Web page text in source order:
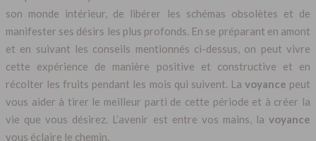
son monde intérieur, de libérer les schémas obsolètes et de
manifester ses désirs les plus profonds. En se préparant en amont
et en suivant les conseils mentionnés ci-dessus, on peut vivre
cette expérience de manière positive et constructive et en
récolter les fruits pendant les mois qui suivent. La voyance peut
vous aider à tirer le meilleur parti de cette période et à créer la
vie que vous désirez. L’avenir est entre vos mains, la voyance
vous éclaire le chemin.